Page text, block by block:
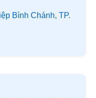
Bình Chánh, TP.